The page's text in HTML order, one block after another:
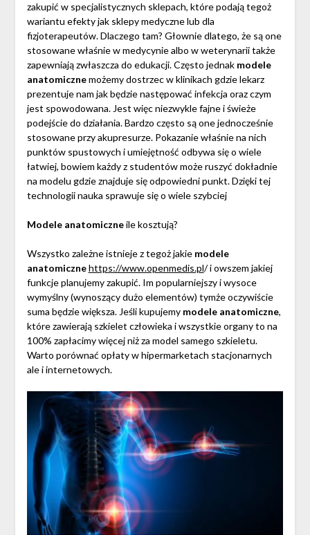
zakupić w specjalistycznych sklepach, które podają tegoż
wariantu efekty jak sklepy medyczne lub dla
fizjoterapeutów. Dlaczego tam? Głownie dlatego, że są one
stosowane właśnie w medycynie albo w weterynarii także
zapewniają zwłaszcza do edukacji. Często jednak modele
anatomicznemożemy dostrzec w klinikach gdzie lekarz
prezentuje nam jak będzie następować infekcja oraz czym
jest spowodowana. Jest więc niezwykle fajne i świeże
podejście do działania. Bardzo często są one jednocześnie
stosowane przy akupresurze. Pokazanie właśnie na nich
punktów spustowych i umiejętność odbywa się o wiele
łatwiej, bowiem każdy z studentów może ruszyć dokładnie
na modelu gdzie znajduje się odpowiedni punkt. Dzięki tej
technologii nauka sprawuje się o wiele szybciej
Modele anatomiczneile kosztują?
Wszystko zależne istnieje z tegoż jakie modele
anatomiczne https://www.openmedis.pl/ i owszem jakiej
funkcje planujemy zakupić. Im popularniejszy i wysoce
wymyślny (wynoszący dużo elementów) tymże oczywiście
suma będzie większa. Jeśli kupujemy modele anatomiczne,
które zawierają szkielet człowieka i wszystkie organy to na
100% zapłacimy więcej niż za model samego szkieletu.
Warto porównać opłaty w hipermarketach stacjonarnych
ale i internetowych.